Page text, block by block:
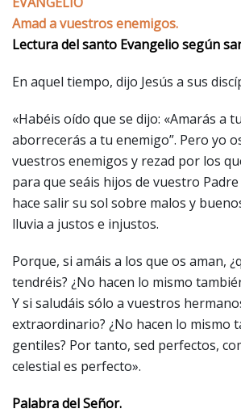
Amad a vuestros enemigos.
Lectura del santo Evangelio según
En aquel tiempo, dijo Jesús a sus
«Habéis oído que se dijo: «Amarás a
aborrecerás a tu enemigo”. Pero yo
vuestros enemigos y rezad por los
para que seáis hijos de vuestro
hace salir su sol sobre malos y
lluvia a justos e injustos.
Porque, si amáis a los que os aman,
tendréis? ¿No hacen lo mismo
Y si saludáis sólo a vuestros
extraordinario? ¿No hacen lo mismo
gentiles? Por tanto, sed perfectos,
celestial es perfecto».
Palabra del Señor.